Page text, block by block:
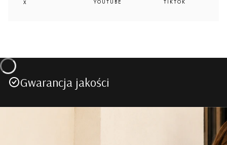
X YOUTUBE TIKTOK
Gwarancja jakości